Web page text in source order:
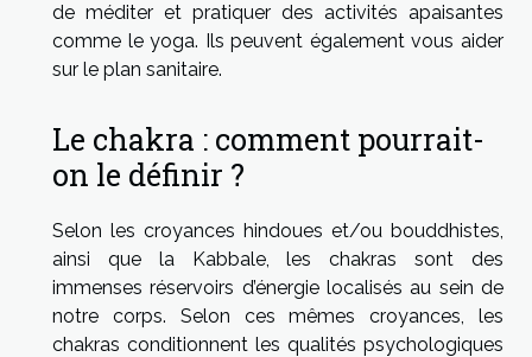
de méditer et pratiquer des activités apaisantes
comme le yoga. Ils peuvent également vous aider
sur le plan sanitaire.
Le chakra : comment pourrait-
on le définir ?
Selon les croyances hindoues et/ou bouddhistes,
ainsi que la Kabbale, les chakras sont des
immenses réservoirs d’énergie localisés au sein de
notre corps. Selon ces mêmes croyances, les
chakras conditionnent les qualités psychologiques